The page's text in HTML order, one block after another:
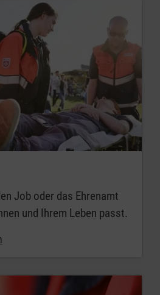
Job oder das Ehrenamt
und Ihrem Leben passt.